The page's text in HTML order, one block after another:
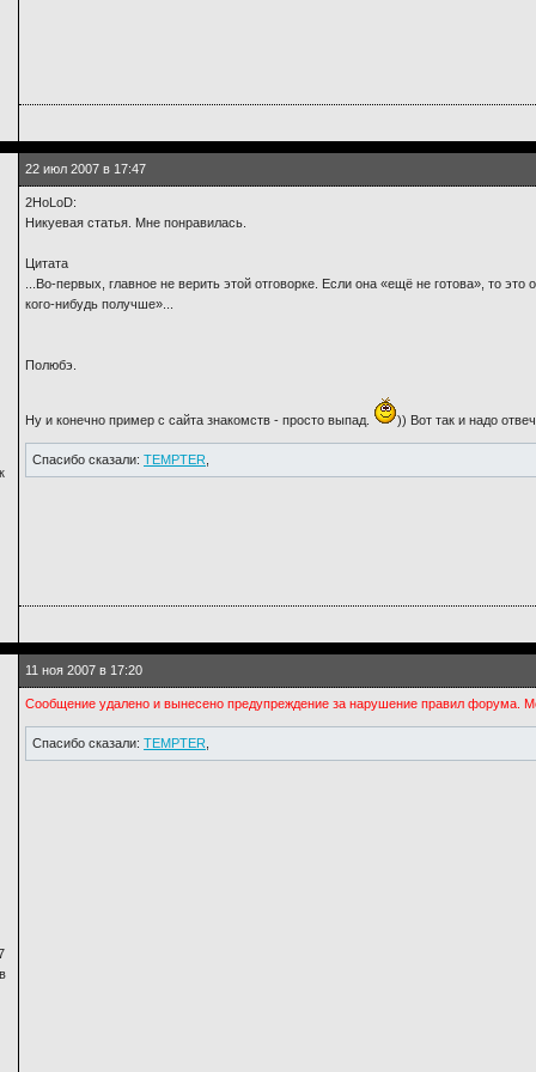
22 июл 2007 в 17:47
2HoLoD:
Никуевая статья. Мне понравилась.
Цитата
...Во-первых, главное не верить этой отговорке. Если она «ещё не готова», то
кого-нибудь получше»...
Полюбэ.
Ну и конечно пример с сайта знакомств - просто выпад. )) Вот так и надо
Спасибо сказали: TEMPTER
11 ноя 2007 в 17:20
Сообщение удалено и вынесено предупреждение за нарушение правил форума.
Спасибо сказали: TEMPTER